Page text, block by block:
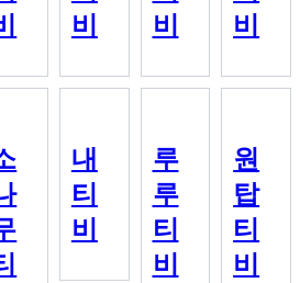
비
비
비
내
티
비
루
루
티
비
원
탑
티
비